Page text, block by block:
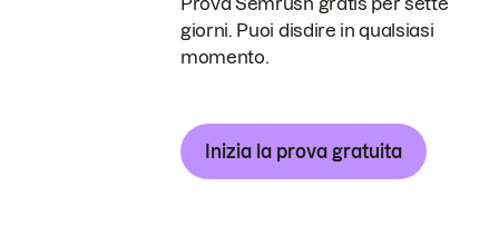
giorni. Puoi disdire in qualsiasi
momento.
Inizia la prova gratuita